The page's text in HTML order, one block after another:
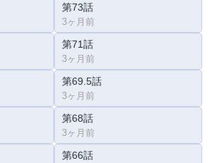
第73話
3ヶ月前
第71話
3ヶ月前
第69.5話
3ヶ月前
第68話
3ヶ月前
第66話